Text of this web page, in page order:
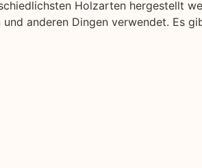
Holzarten hergestellt
anderen Dingen verwendet. Es